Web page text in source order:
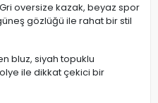
oversize kazak, beyaz spor
gözlüğü ile rahat bir stil
bluz, siyah topuklu
ile dikkat çekici bir